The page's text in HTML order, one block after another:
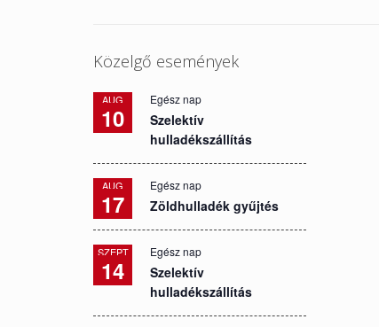
Közelgő események
AUG
10
Egész nap
Szelektív
hulladékszállítás
AUG
17
Egész nap
Zöldhulladék gyűjtés
SZEPT
14
Egész nap
Szelektív
hulladékszállítás